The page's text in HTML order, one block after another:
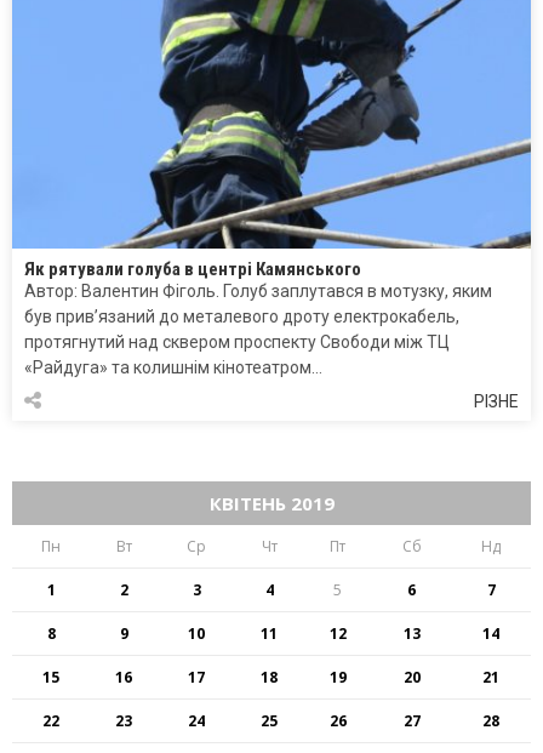
Як рятували голуба в центрі Камянського
Автор: Валентин Фіголь. Голуб заплутався в мотузку, яким
був прив’язаний до металевого дроту електрокабель,
протягнутий над сквером проспекту Свободи між ТЦ
«Райдуга» та колишнім кінотеатром…
РІЗНЕ
КВІТЕНЬ 2019
Пн Вт Ср Чт Пт Сб Нд
1 2 3 4 5 6 7
8 9 10 11 12 13 14
15 16 17 18 19 20 21
22 23 24 25 26 27 28